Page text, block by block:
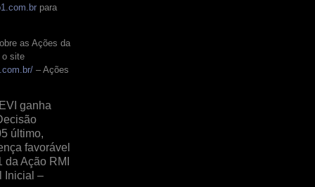
para
as Ações da
o site
– Ações
ganha
último,
favorável
da Ação RMI
Inicial –